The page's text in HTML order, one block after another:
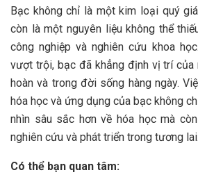
Bạc không chỉ là một kim loại quý
còn là một nguyên liệu không thể
công nghiệp và nghiên cứu khoa
vượt trội, bạc đã khẳng định vị trí của
hoàn và trong đời sống hàng ngày.
hóa học và ứng dụng của bạc không
nhìn sâu sắc hơn về hóa học mà
nghiên cứu và phát triển trong tương lai.
Có thể bạn quan tâm: